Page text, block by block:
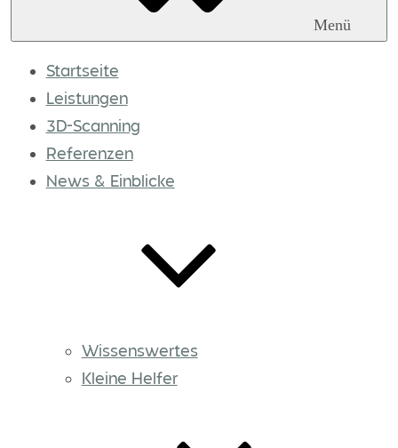
Menü
Startseite
Leistungen
3D-Scanning
Referenzen
News & Einblicke
Wissenswertes
Kleine Helfer